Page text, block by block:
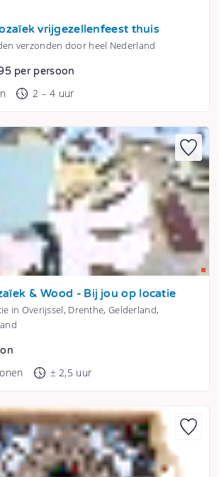
vrijgezellenfeest thuis
verzonden door heel Nederland
per persoon
2 – 4 uur
& Wood - Bij jou op locatie
in Overijssel, Drenthe, Gelderland,
± 2,5 uur